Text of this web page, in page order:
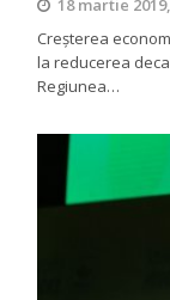
18 martie
Creșterea
la reducerea
Regiunea…